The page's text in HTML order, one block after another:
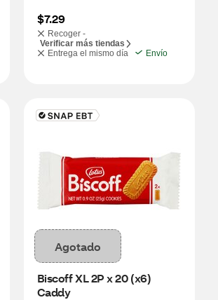
$7.29
Recoger -
Verificar más tiendas
Entrega el mismo día
Envío
Agotado
Biscoff XL 2P x 20 (x6)
Caddy